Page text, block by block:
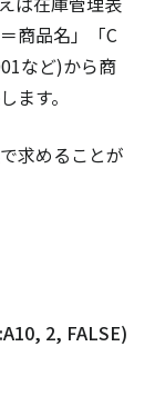
商品名」「C
など)から商
ます。
求めることが
2, FALSE)